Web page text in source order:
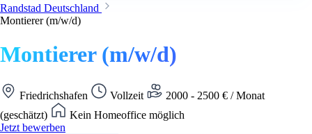
Randstad Deutschland
Montierer (m/w/d)
Montierer (m/w/d)
Friedrichshafen Vollzeit
2000 - 2500 € / Monat
(geschätzt)
Kein Homeoffice möglich
Jetzt bewerben